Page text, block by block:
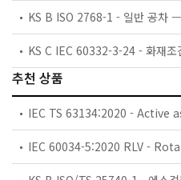
추천 상품